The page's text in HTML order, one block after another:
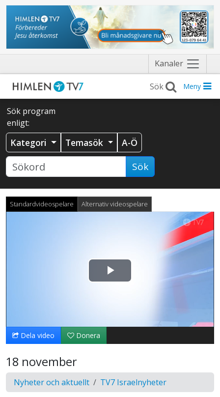
Kanaler Näytä
valikko
Meny
Sök program
enligt:
Kategori Temasök A-Ö
Sök
Standardvideospelare Alternativ videospelare
Spela
video
Dela video Donera
18 november
Nyheter och aktuellt TV7 Israelnyheter